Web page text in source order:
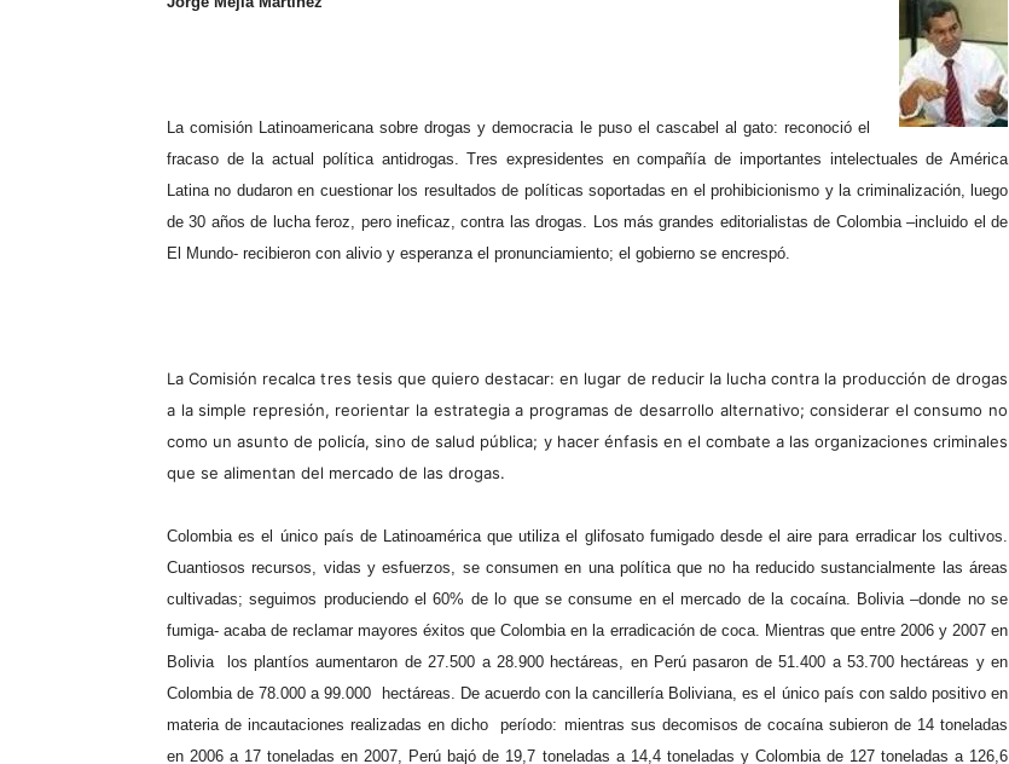
La comisión Latinoamericana sobre drogas y democracia le puso el cascabel al gato: reconoció el
fracaso de la actual política antidrogas. Tres expresidentes en compañía de importantes intelectuales de América
Latina no dudaron en cuestionar los resultados de políticas soportadas en el prohibicionismo y la criminalización, luego
de 30 años de lucha feroz, pero ineficaz, contra las drogas. Los más grandes editorialistas de Colombia –incluido el de
El Mundo- recibieron con alivio y esperanza el pronunciamiento; el gobierno se encrespó.
La Comisión recalca tres tesis que quiero destacar: en lugar de reducir la lucha contra la producción de drogas
a la simple represión, reorientar la estrategia a programas de desarrollo alternativo; considerar el consumo no
como un asunto de policía, sino de salud pública; y hacer énfasis en el combate a las organizaciones criminales
que se alimentan del mercado de las drogas.
Colombia es el único país de Latinoamérica que utiliza el glifosato fumigado desde el aire para erradicar los cultivos.
Cuantiosos recursos, vidas y esfuerzos, se consumen en una política que no ha reducido sustancialmente las áreas
cultivadas; seguimos produciendo el 60% de lo que se consume en el mercado de la cocaína. Bolivia –donde no se
fumiga- acaba de reclamar mayores éxitos que Colombia en la erradicación de coca. Mientras que entre 2006 y 2007 en
Bolivia
los plantíos aumentaron de 27.500 a 28.900 hectáreas, en Perú pasaron de 51.400 a 53.700 hectáreas y en
Colombia de 78.000 a 99.000
hectáreas.
De acuerdo con la cancillería Boliviana, es el único país con saldo positivo en
materia de incautaciones realizadas en dicho
período: mientras sus decomisos de cocaína subieron de 14 toneladas
en 2006 a 17 toneladas en 2007, Perú bajó de 19,7 toneladas a 14,4 toneladas y Colombia de 127 toneladas a 126,6